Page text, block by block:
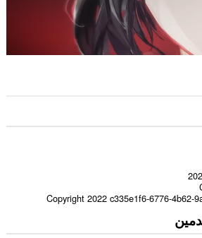
Copyright 2022 c335e1f6-6776-4b62-